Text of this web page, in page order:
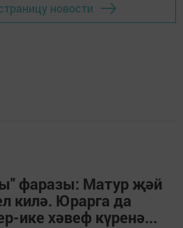
новости
фаразы: Матур җәй
килә. Юрарга да
ике хәвеф күренә...